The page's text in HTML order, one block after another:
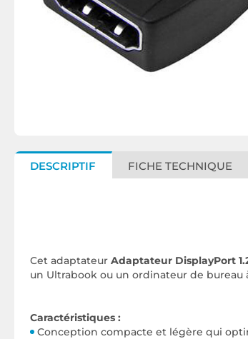
DESCRIPTIF FICHE TECHNIQUE
Cet adaptateurAdaptateur DisplayPort
un Ultrabook ou un ordinateur de bureau
Caractéristiques :
Conception compacte et légère qui